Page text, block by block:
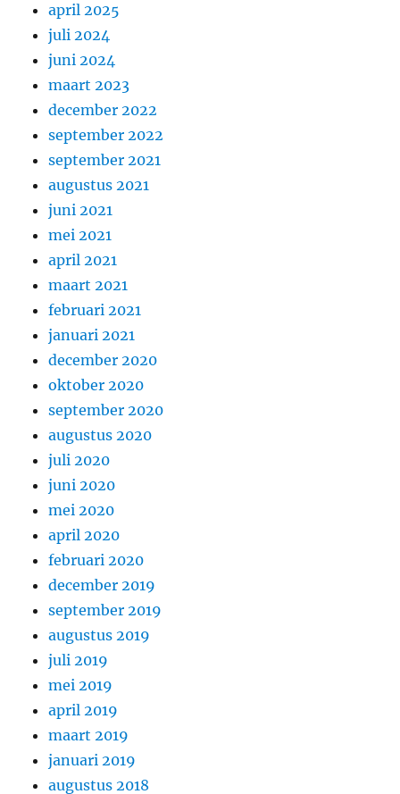
april 2025
juli 2024
juni 2024
maart 2023
december 2022
september 2022
september 2021
augustus 2021
juni 2021
mei 2021
april 2021
maart 2021
februari 2021
januari 2021
december 2020
oktober 2020
september 2020
augustus 2020
juli 2020
juni 2020
mei 2020
april 2020
februari 2020
december 2019
september 2019
augustus 2019
juli 2019
mei 2019
april 2019
maart 2019
januari 2019
augustus 2018